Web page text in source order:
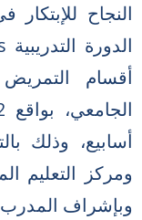
النجاح
أقسام
أسابيع، وذلك
ومركز التعليم
وبإشراف